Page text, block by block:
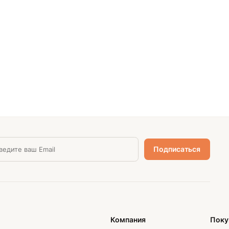
Компания